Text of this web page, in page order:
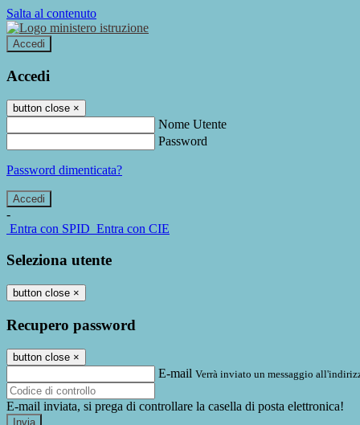
Salta al contenuto
Accedi
Accedi
button close ×
Nome Utente
Password
Password dimenticata?
-
Entra con SPID Entra con CIE
Seleziona utente
button close ×
Recupero password
button close ×
E-mail Verrà inviato un messaggio
E-mail inviata, si prega di controllare la casella di posta elettronica!